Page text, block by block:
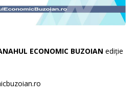
ECONOMIC BUZOIAN ediție